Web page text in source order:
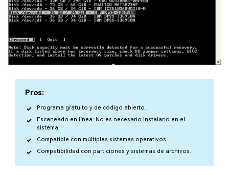
Pros:
Programa gratuito y de código abierto.
Escaneado en línea: No es necesario instalarlo en el
sistema.
Compatible con múltiples sistemas operativos.
Compatibilidad con particiones y sistemas de archivos.